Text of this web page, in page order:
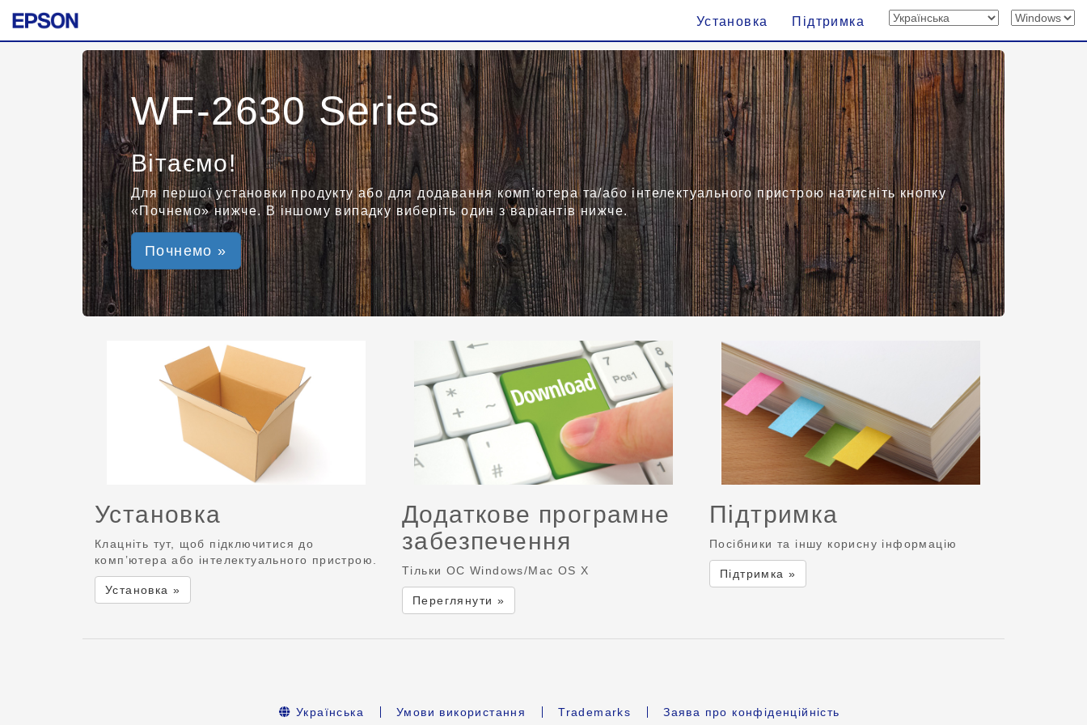
Установка Підтримка
WF-2630 Series
Вітаємо!
Для першої установки продукту або для додавання комп’ютера та/або інтелектуального пристрою натисніть кнопку
«Почнемо» нижче. В іншому випадку виберіть один з варіантів нижче.
Почнемо »
Установка
Клацніть тут, щоб підключитися до
комп’ютера або інтелектуального пристрою.
Установка »
Додаткове програмне
забезпечення
Тільки ОС Windows/Mac OS X
Переглянути »
Підтримка
Посібники та іншу корисну інформацію
Підтримка »
Українська Умови використання Trademarks Заява про конфіденційність